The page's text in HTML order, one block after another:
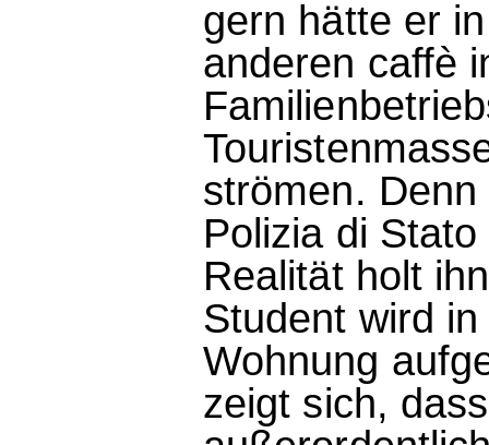
gern hätte er
anderen caffè
strömen.
Polizia di
Realität holt
Student wird
Wohnung
zeigt sich,